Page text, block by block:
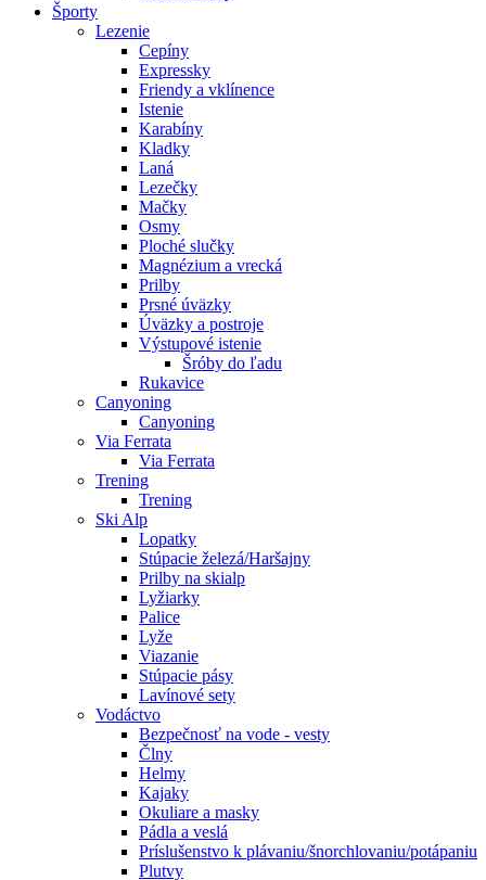
Športy
Lezenie
Cepíny
Expressky
Friendy a vklínence
Istenie
Karabíny
Kladky
Laná
Lezečky
Mačky
Osmy
Ploché slučky
Magnézium a vrecká
Prilby
Prsné úväzky
Úväzky a postroje
Výstupové istenie
Šróby do ľadu
Rukavice
Canyoning
Canyoning
Via Ferrata
Via Ferrata
Trening
Trening
Ski Alp
Lopatky
Stúpacie železá/Haršajny
Prilby na skialp
Lyžiarky
Palice
Lyže
Viazanie
Stúpacie pásy
Lavínové sety
Vodáctvo
Bezpečnosť na vode - vesty
Člny
Helmy
Kajaky
Okuliare a masky
Pádla a veslá
Príslušenstvo k plávaniu/šnorchlovaniu/potápaniu
Plutvy